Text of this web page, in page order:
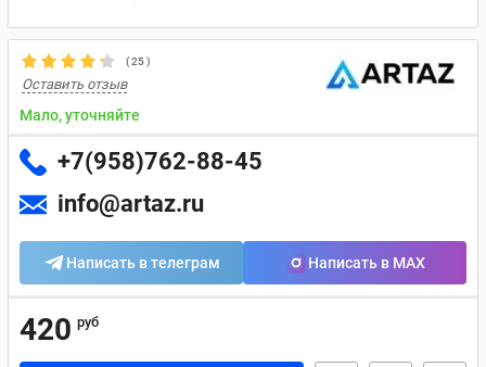
(25)
Оставить отзыв
Мало, уточняйте
+7(958)762-88-45
info@artaz.ru
Написать в телеграм Написать в MAX
420 руб